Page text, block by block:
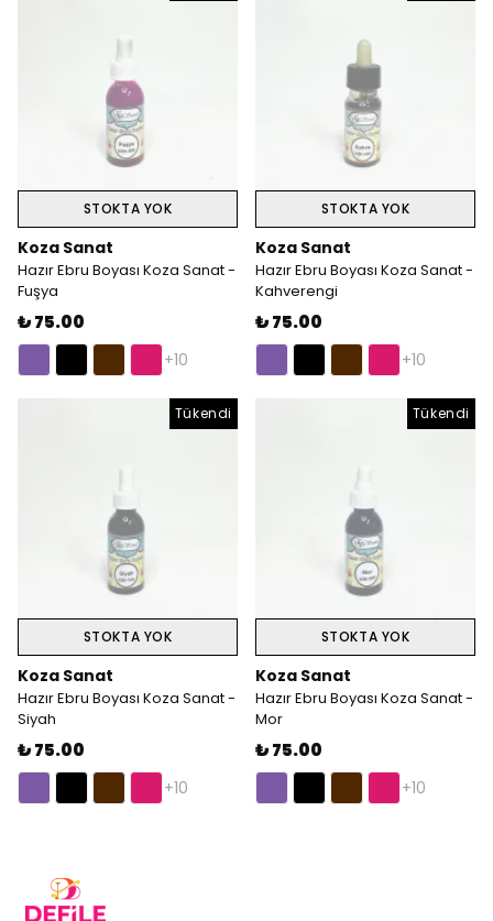
STOKTA YOK
Koza Sanat
Hazır Ebru Boyası Koza Sanat -
Fuşya
₺ 75.00
+10
STOKTA YOK
Koza Sanat
Hazır Ebru Boyası Koza Sanat -
Kahverengi
₺ 75.00
+10
Tükendi
STOKTA YOK
Koza Sanat
Hazır Ebru Boyası Koza Sanat -
Siyah
₺ 75.00
+10
Tükendi
STOKTA YOK
Koza Sanat
Hazır Ebru Boyası Koza Sanat -
Mor
₺ 75.00
+10